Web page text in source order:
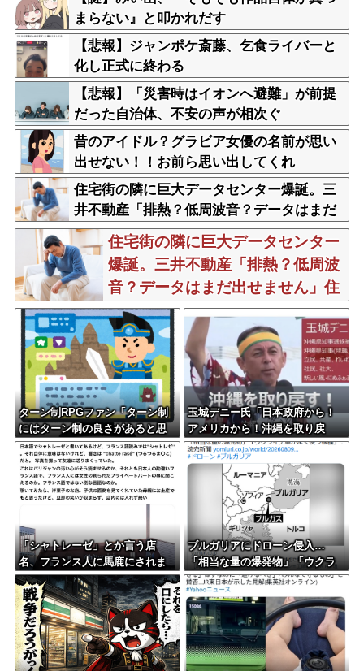
党の内戦に発展
まらない』と叩かれだす
【悲報】ジャンポケ斎藤、乞食ライバーと
化し正式に終わる
【悲報】「災害時はイオンへ避難」が前提
だった自治体、不安の声が相次ぐ
昔のアイドル？グラビア女優の名前が思い
出せない！！お前ら思い出してくれ
住宅街の隣に巨大データセンター爆誕。三
井不動産「排熱？低周波音？データはまだ
出せません」住民ブチギレ
住宅街の隣に巨大データセンター
爆誕。三井不動産「排熱？低周波
音？データはまだ出せません」住
民ブチギレ
ターン制RPGファン「ターン制
にはターン制の良さがあると思
います」
玉城デニー氏「日本政府から！
アメリカから！沖縄を取り戻
す！」（動画あり）
「シャトレーゼ」とか言う店
名、フランス人に馬鹿にされま
くる
ブルガリアにドローン侵入…
「相当な量の爆発物」「ウクラ
イナ軍がよく使う機種」